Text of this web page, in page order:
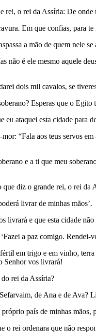
o rei da Assíria: De onde
Em que confias, para
a mão de quem nele
não é ele mesmo aquele
dois mil cavalos, se
Esperas que o Egito
ataquei esta cidade para
“Fala aos teus servos
e a ti que meu
diz o grande rei, o rei da
livrar de minhas mãos’.
livrará e que esta cidade
a paz comigo.
em trigo e em vinho,
Senhor vos livrará!
do rei da Assíria?
de Ana e de Ava?
país de minhas mãos,
rei ordenara que não